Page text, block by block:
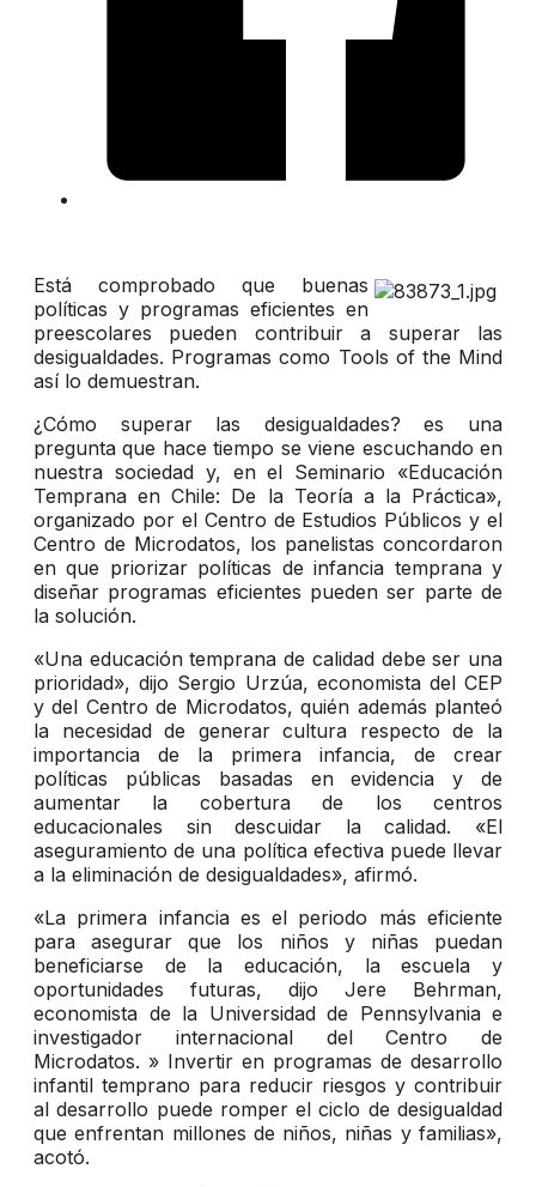
Está comprobado que buenas
políticas y programas eficientes en
preescolares pueden contribuir a superar las
desigualdades. Programas como Tools of the Mind
así lo demuestran.
¿Cómo superar las desigualdades? es una
pregunta que hace tiempo se viene escuchando en
nuestra sociedad y, en el Seminario «Educación
Temprana en Chile: De la Teoría a la Práctica»,
organizado por el Centro de Estudios Públicos y el
Centro de Microdatos, los panelistas concordaron
en que priorizar políticas de infancia temprana y
diseñar programas eficientes pueden ser parte de
la solución.
«Una educación temprana de calidad debe ser una
prioridad», dijo Sergio Urzúa, economista del CEP
y del Centro de Microdatos, quién además planteó
la necesidad de generar cultura respecto de la
importancia de la primera infancia, de crear
políticas públicas basadas en evidencia y de
aumentar la cobertura de los centros
educacionales sin descuidar la calidad. «El
aseguramiento de una política efectiva puede llevar
a la eliminación de desigualdades», afirmó.
«La primera infancia es el periodo más eficiente
para asegurar que los niños y niñas puedan
beneficiarse de la educación, la escuela y
oportunidades futuras, dijo Jere Behrman,
economista de la Universidad de Pennsylvania e
investigador internacional del Centro de
Microdatos. » Invertir en programas de desarrollo
infantil temprano para reducir riesgos y contribuir
al desarrollo puede romper el ciclo de desigualdad
que enfrentan millones de niños, niñas y familias»,
acotó.